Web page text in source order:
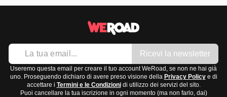
Ricevi la newsletter
Useremo questa email per creare il tuo account WeRoad, se non ne hai già
uno. Proseguendo dichiaro di avere preso visione della Privacy Policye di
accettare i Termini e le Condizionidi utilizzo dei servizi del sito.
Puoi cancellare la tua iscrizione in ogni momento (ma non farlo, dai)